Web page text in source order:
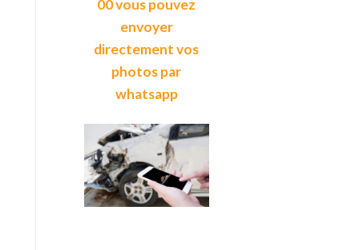
00 vous pouvez
envoyer
directement vos
photos par
whatsapp